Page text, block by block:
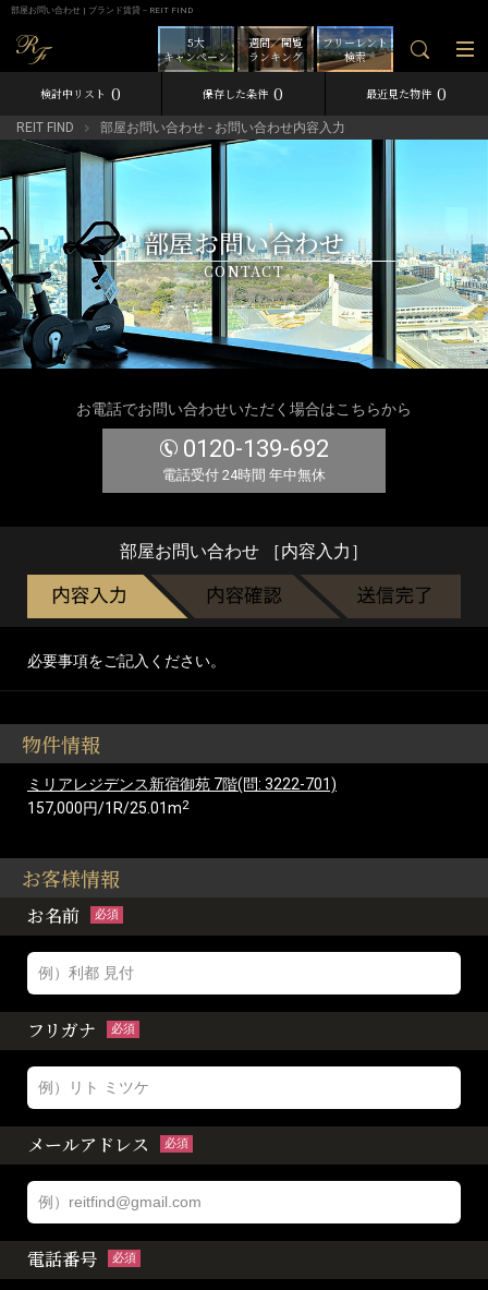
部屋お問い合わせ | ブランド賃貸－REIT FIND
フリーレント
検索
週間／閲覧
ランキング
5大
キャンペーン
検討中リスト 0 保存した条件 0 最近見た物件 0
REIT FIND 部屋お問い合わせ - お問い合わせ内容入力
部屋お問い合わせ
CONTACT
お電話でお問い合わせいただく場合はこちらから
0120-139-692
電話受付 24時間 年中無休
部屋お問い合わせ ［内容入力］
必要事項をご記入ください。
物件情報
ミリアレジデンス新宿御苑 7階(問: 3222-701)
157,000円/1R/25.01m2
お客様情報
お名前 必須
フリガナ 必須
メールアドレス 必須
電話番号 必須